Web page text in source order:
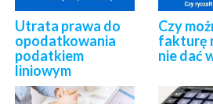
Utrata prawa do
opodatkowania
podatkiem
liniowym
Czy
fakturę
nie dać